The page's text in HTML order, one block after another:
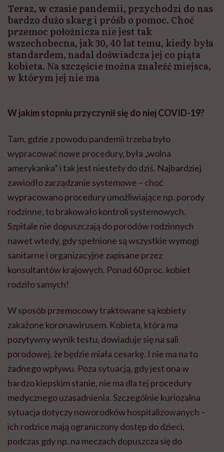
Teraz, w czasie pandemii, przychodzi do nas
bardzo dużo skarg i próśb o pomoc. Choć
przemoc położnicza nie jest tak
wszechobecna, jak 30, 40 lat temu, kiedy była
standardem, nadal doświadcza jej co piąta
kobieta. Na szczęście można znaleźć miejsca,
w którym jej nie ma
W jakim stopniu przyczynił się do niej COVID-19?
Tam, gdzie z powodu pandemii trzeba było
wypracować nowe procedury, była „wolna
amerykanka” i tak jest niestety do dziś. Najbardziej
zawiodło zarządzanie systemowe – choć
wypracowano procedury umożliwiające np. porody
rodzinne, to brakowało kontroli systemowych.
Szpitale nie dopuszczają do porodów rodzinnych
nawet wtedy, gdy spełnione są wszystkie wymogi
sanitarne i organizacyjne zapisane przez
konsultantów krajowych. Ponad 60 proc. kobiet
rodziło samych!
W sposób przemocowytraktowane są kobiety
zakażone koronawirusem. Kobieta, która ma
pozytywny wynik testu, dowiaduje się na sali
porodowej, że będzie miała cesarkę. I nie ma na to
żadnego wpływu. Poza sytuacją, gdy jest ona w
bardzo kiepskim stanie, nie ma dla tej procedury
medycznego uzasadnienia. Szczególnie kuriozalna
sytuacja dotyczy noworodków hospitalizowanych –
ich rodzice mają ograniczony dostęp do dzieci,
podczas gdy np. na meczach dopuszcza się do